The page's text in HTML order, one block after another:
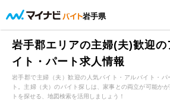
岩手県
岩手郡エリアの主婦(夫)歓迎
イト・パート求人情報
岩手郡で主婦（夫）歓迎の人気バイト・アルバイト・パ
ト。主婦（夫）のバイト探しは、家事との両立が可能か
トを探せる、地図検索を活用しましょう！